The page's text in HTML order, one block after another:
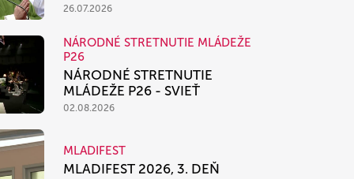
26.07.2026
NÁRODNÉ STRETNUTIE MLÁDEŽE
P26
NÁRODNÉ STRETNUTIE
MLÁDEŽE P26 - SVIEŤ
02.08.2026
MLADIFEST
MLADIFEST 2026, 3. DEŇ